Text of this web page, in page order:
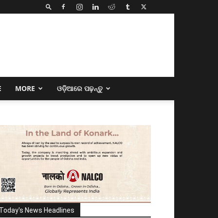
MORE ଓଡ଼ିଆରେ ପଢ଼ନ୍ତୁ
Today's News Headlines